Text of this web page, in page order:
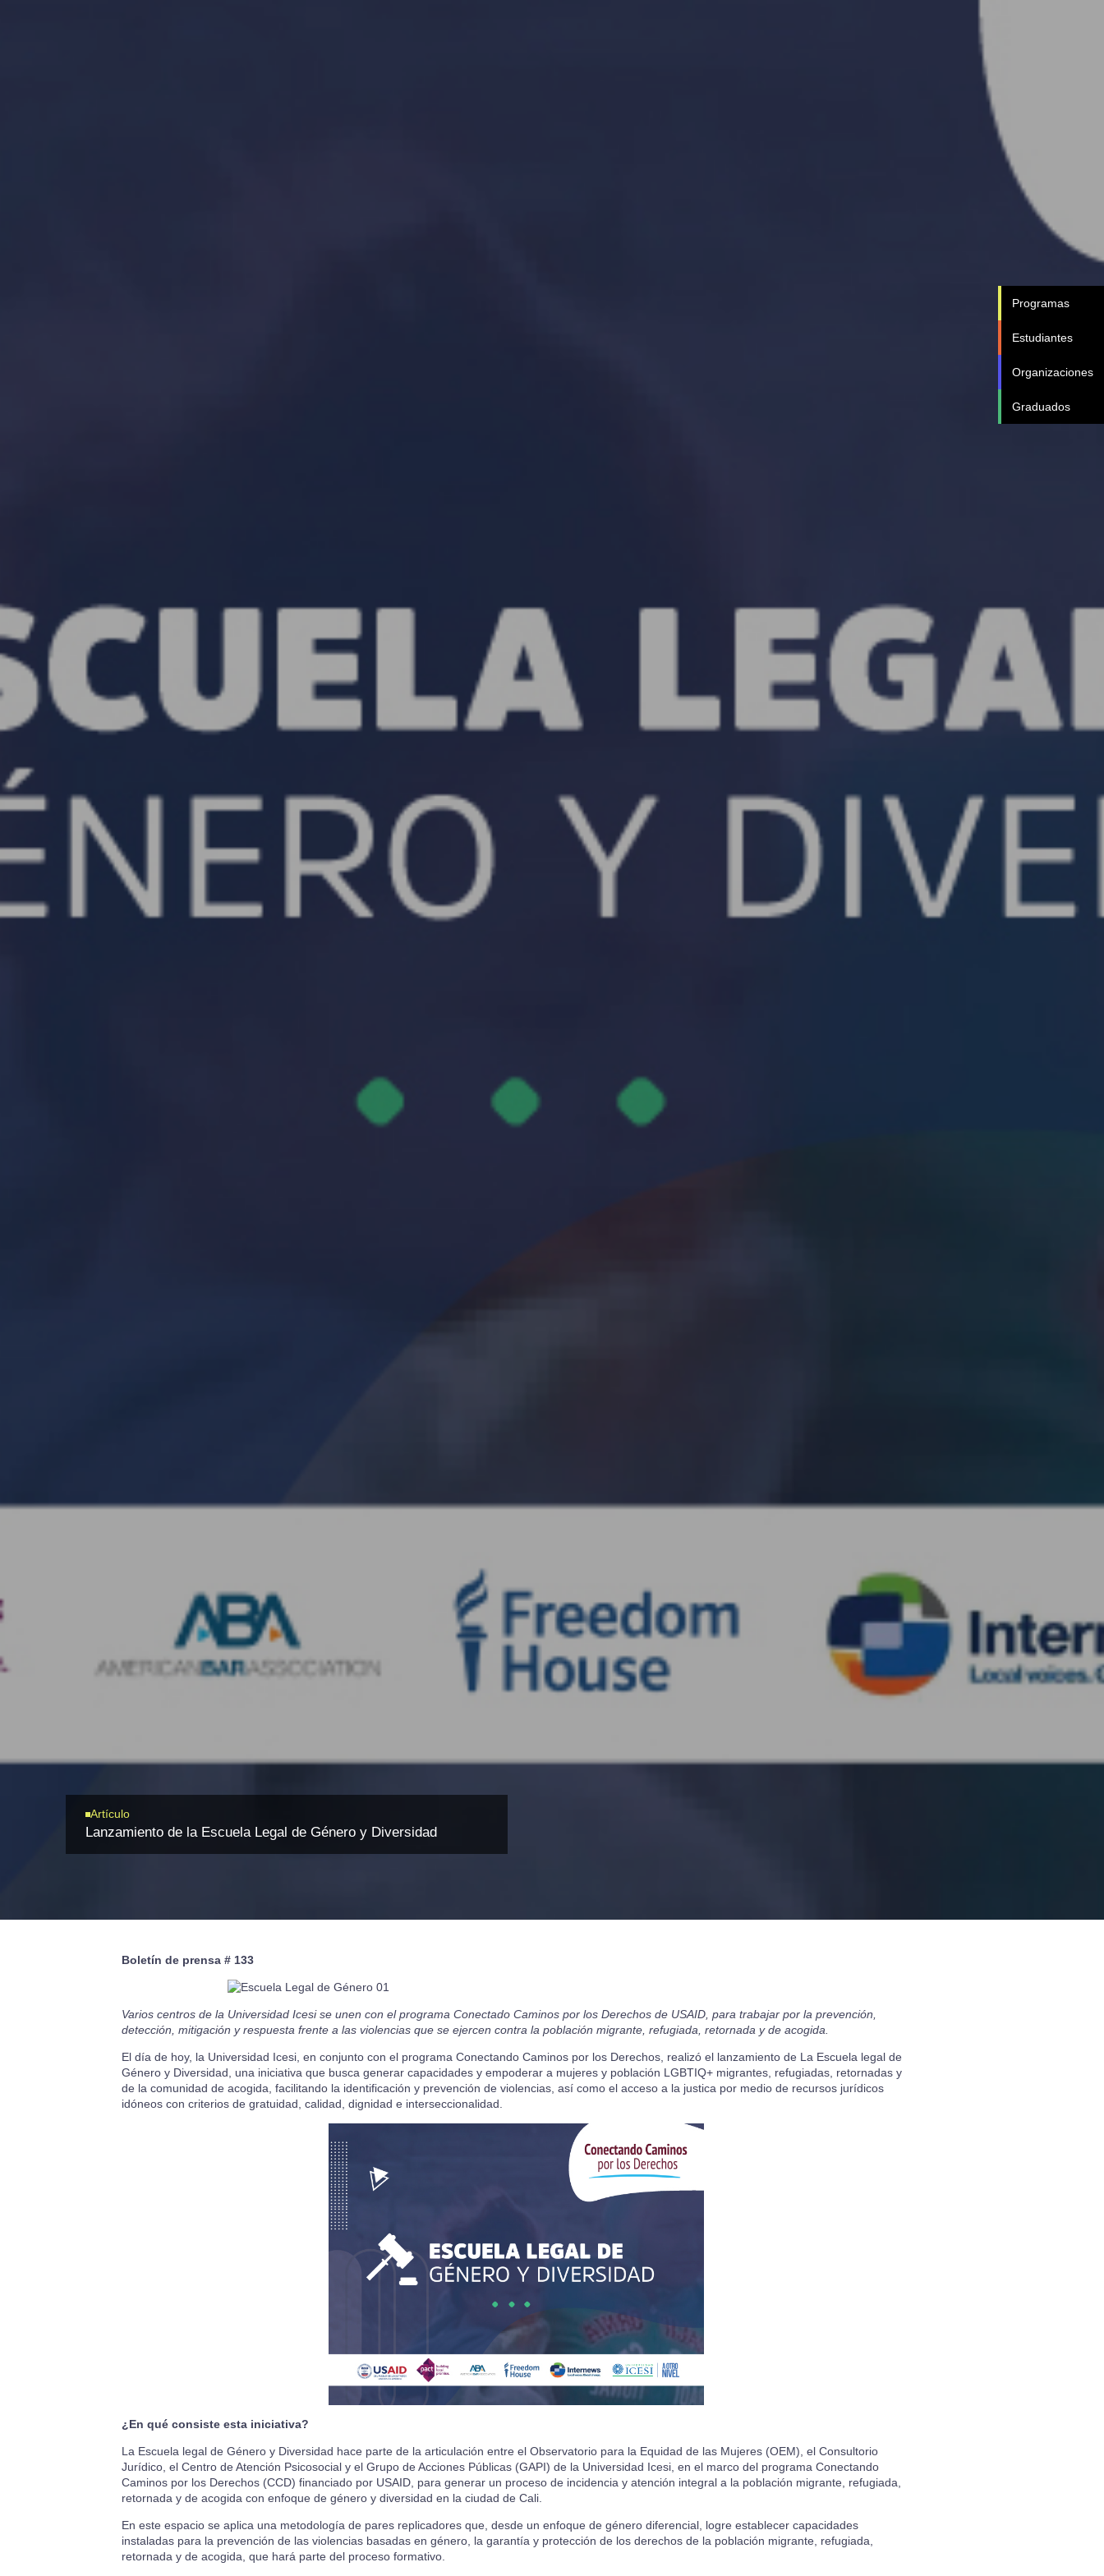
Programas
Estudiantes
Organizaciones
Graduados
Artículo
Lanzamiento de la Escuela Legal de Género y Diversidad
Boletín de prensa # 133
Varios centros de la Universidad Icesi se unen con el programa Conectado Caminos por los Derechos de USAID, para trabajar por la prevención,
detección, mitigación y respuesta frente a las violencias que se ejercen contra la población migrante, refugiada, retornada y de acogida.
El día de hoy, la Universidad Icesi, en conjunto con el programa Conectando Caminos por los Derechos, realizó el lanzamiento de La Escuela legal de
Género y Diversidad, una iniciativa que busca generar capacidades y empoderar a mujeres y población LGBTIQ+ migrantes, refugiadas, retornadas y
de la comunidad de acogida, facilitando la identificación y prevención de violencias, así como el acceso a la justica por medio de recursos jurídicos
idóneos con criterios de gratuidad, calidad, dignidad e interseccionalidad.
¿En qué consiste esta iniciativa?
La Escuela legal de Género y Diversidad hace parte de la articulación entre el Observatorio para la Equidad de las Mujeres (OEM), el Consultorio
Jurídico, el Centro de Atención Psicosocial y el Grupo de Acciones Públicas (GAPI) de la Universidad Icesi, en el marco del programa Conectando
Caminos por los Derechos (CCD) financiado por USAID, para generar un proceso de incidencia y atención integral a la población migrante, refugiada,
retornada y de acogida con enfoque de género y diversidad en la ciudad de Cali.
En este espacio se aplica una metodología de pares replicadores que, desde un enfoque de género diferencial, logre establecer capacidades
instaladas para la prevención de las violencias basadas en género, la garantía y protección de los derechos de la población migrante, refugiada,
retornada y de acogida, que hará parte del proceso formativo.